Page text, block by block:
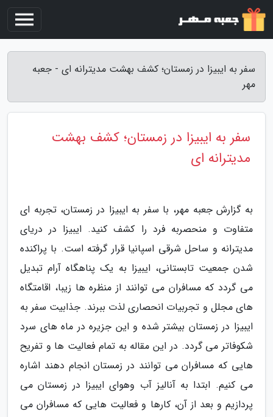
سفر به ایبیزا در زمستان؛ کشف بهشت مدیترانه ای - جعبه
مهر
سفر به ایبیزا در زمستان؛ کشف بهشت
مدیترانه ای
به گزارش جعبه مهر، با سفر به ایبیزا در زمستان، تجربه ای
متفاوت و منحصربه فرد را کشف کنید. ایبیزا در دریای
مدیترانه و ساحل شرقی اسپانیا قرار گرفته است. با پراکنده
شدن جمعیت تابستانی، ایبیزا به یک پناهگاه آرام تبدیل
می گردد که مسافران می توانند از منظره ها زیبا، اقامتگاه
های مجلل و تجربیات انحصاری لذت ببرند. جذابیت سفر به
ایبیزا در زمستان بیشتر شده و این جزیره در ماه های سرد
شکوفاتر می گردد. در این مقاله به تمام فعالیت ها و تفریح
هایی که مسافران می توانند در زمستان انجام دهند اشاره
می کنیم. ابتدا به آنالیز آب وهوای ایبیزا در زمستان می
پردازیم و بعد از آن، کارها و فعالیت هایی که مسافران می